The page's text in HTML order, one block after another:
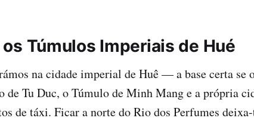
Túmulos Imperiais de Hué
na cidade imperial de Huê — a base certa se
de Tu Duc, o Túmulo de Minh Mang e a própria
de táxi. Ficar a norte do Rio dos Perfumes